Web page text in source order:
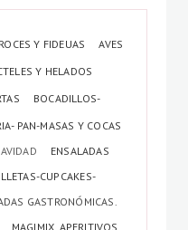
Y FIDEUAS
AVES
Y HELADOS
BOCADILLOS-
PAN-MASAS Y COCAS
ENSALADAS
CUPCAKES-
GASTRONÓMICAS.
MAGIMIX_APERITIVOS